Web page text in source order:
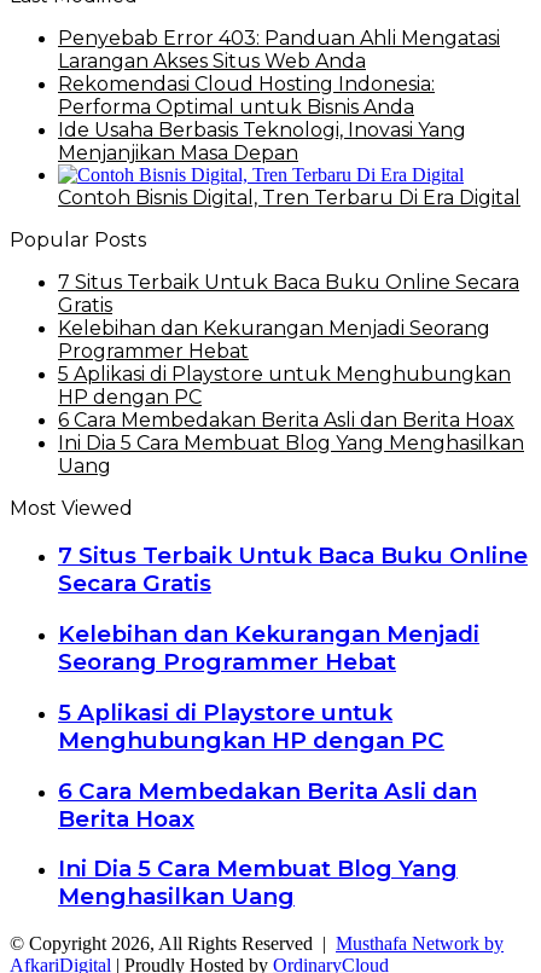
Penyebab Error 403: Panduan Ahli Mengatasi
Larangan Akses Situs Web Anda
Rekomendasi Cloud Hosting Indonesia:
Performa Optimal untuk Bisnis Anda
Ide Usaha Berbasis Teknologi, Inovasi Yang
Menjanjikan Masa Depan
Contoh Bisnis Digital, Tren Terbaru Di Era Digital
Popular Posts
7 Situs Terbaik Untuk Baca Buku Online Secara
Gratis
Kelebihan dan Kekurangan Menjadi Seorang
Programmer Hebat
5 Aplikasi di Playstore untuk Menghubungkan
HP dengan PC
6 Cara Membedakan Berita Asli dan Berita Hoax
Ini Dia 5 Cara Membuat Blog Yang Menghasilkan
Uang
Most Viewed
7 Situs Terbaik Untuk Baca Buku Online
Secara Gratis
Kelebihan dan Kekurangan Menjadi
Seorang Programmer Hebat
5 Aplikasi di Playstore untuk
Menghubungkan HP dengan PC
6 Cara Membedakan Berita Asli dan
Berita Hoax
Ini Dia 5 Cara Membuat Blog Yang
Menghasilkan Uang
© Copyright 2026, All Rights Reserved | Musthafa Network by
AfkariDigital | Proudly Hosted by OrdinaryCloud